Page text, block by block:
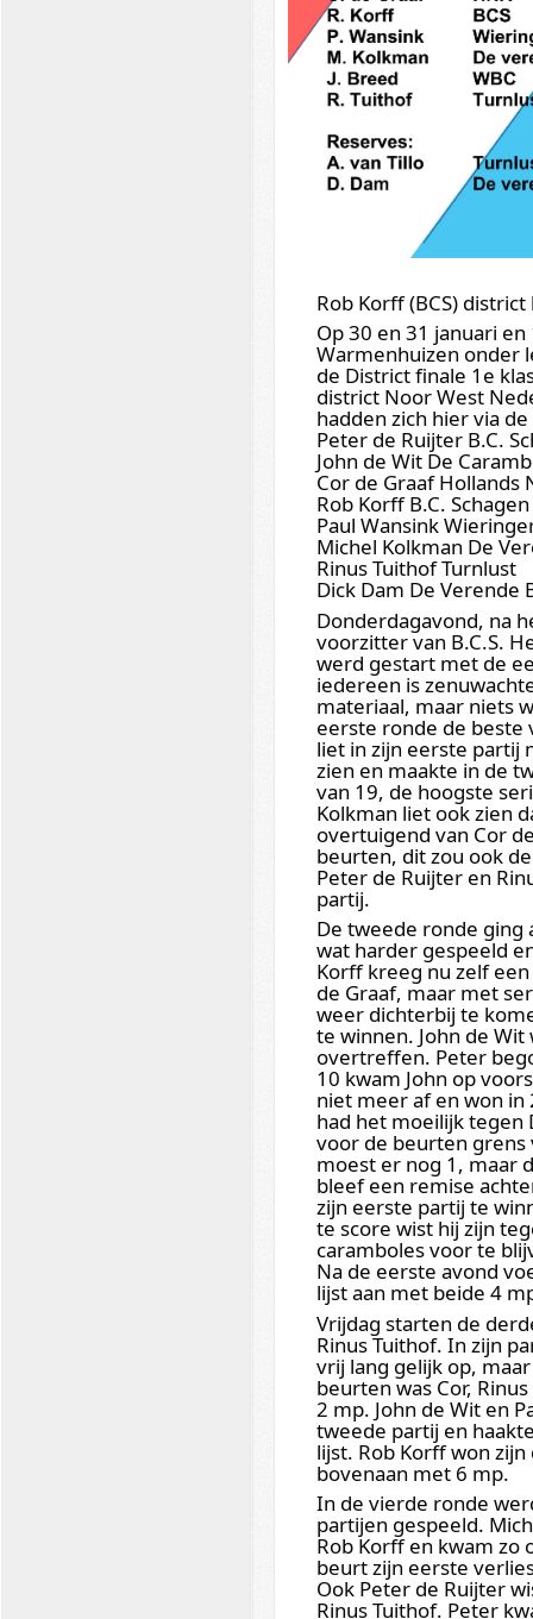
Rob Korff (BCS)
Op 30 en 31 januari
Warmenhuizen onder
de District finale 1e
district Noor West
hadden zich hier via
Peter de Ruijter B.C.
John de Wit De
Cor de Graaf
Rob Korff B.C. Schagen
Paul Wansink
Michel Kolkman De
Rinus Tuithof Turnlust
Dick Dam De Verende
Donderdagavond, na
voorzitter van B.C.S.
werd gestart met de
iedereen is
materiaal, maar niets
eerste ronde de beste
liet in zijn eerste partij
zien en maakte in de
van 19, de hoogste
Kolkman liet ook zien
overtuigend van Cor
beurten, dit zou ook
Peter de Ruijter en
partij.
De tweede ronde ging
wat harder gespeeld
Korff kreeg nu zelf
de Graaf, maar met
weer dichterbij te
te winnen. John de
overtreffen. Peter
10 kwam John op
niet meer af en won in
had het moeilijk tegen
voor de beurten grens
moest er nog 1, maar
bleef een remise
zijn eerste partij te
te score wist hij zijn
caramboles voor te
Na de eerste avond
lijst aan met beide 4
Vrijdag starten de
Rinus Tuithof. In zijn
vrij lang gelijk op,
beurten was Cor,
2 mp. John de Wit en
tweede partij en
lijst. Rob Korff won
bovenaan met 6 mp.
In de vierde ronde
partijen gespeeld.
Rob Korff en kwam zo
beurt zijn eerste
Ook Peter de Ruijter
Rinus Tuithof. Peter